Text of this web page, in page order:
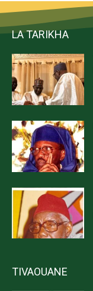
LA TARIKHA
TIVAOUANE